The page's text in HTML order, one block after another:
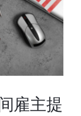
雇主提